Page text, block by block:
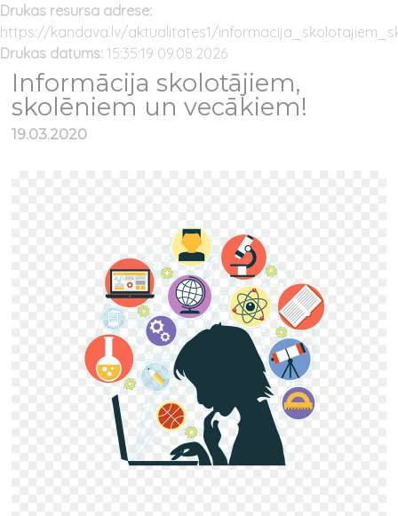
Drukas resursa adrese:
https://kandava.lv/aktualitates1/
Drukas datums: 15:35:19 09.08.2026
Informācija skolotājiem,
skolēniem un vecākiem!
19.03.2020